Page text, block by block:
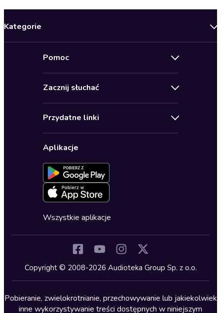
Kategorie
Biznes, marketing, ekonomia
Dla młodzieży
Kryminały
Lektury szkolne
Literatura anglojęzyczna
Pomoc
Pomoc
Ustawienia prywatności
Formularz zgłaszania nielegalnych treści
Deklaracja dostępności
Zacznij słuchać
Karnety
Oferta dla firm i bibliotek
Przydatne linki
Dołącz do newslettera
Blog
Zapowiedzi
Cykle audiobooków
Aplikacje
Wszystkie aplikacje
Copyright © 2008-2026 Audioteka Group Sp. z o.o.
Pobieranie, zwielokrotnianie, przechowywanie lub jakiekolwiek
inne wykorzystywanie treści dostępnych w niniejszym